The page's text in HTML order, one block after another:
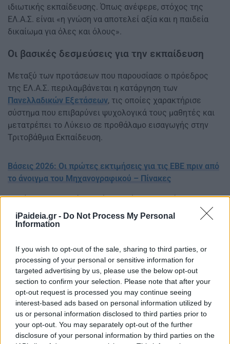
iPaideia.gr - Do Not Process My Personal
Information
If you wish to opt-out of the sale, sharing to third parties, or
processing of your personal or sensitive information for
targeted advertising by us, please use the below opt-out
section to confirm your selection. Please note that after your
opt-out request is processed you may continue seeing
interest-based ads based on personal information utilized by
us or personal information disclosed to third parties prior to
your opt-out. You may separately opt-out of the further
disclosure of your personal information by third parties on the
ιδιωτικής εκπαίδευσης. Όπως ανέφερε, στόχος της
ΕΛ.Α.Σ. είναι «η γνώση να αποτελεί αξία και η παιδεία
δικαίωμα για όλες και όλους».
Οι βασικές δεσμεύσεις για την εκπαίδευση
Μεταξύ των προτάσεων που παρουσίασε ο πρόεδρος
της ΕΛ.Α.Σ. περιλαμβάνεται η κατάργηση των
Πανελλαδικών Εξετάσεων, τις οποίες χαρακτήρισε
σύστημα που επιβαρύνει ψυχολογικά τους μαθητές και
μετατρέπει το Λύκειο σε προθάλαμο εισαγωγής στην
Τριτοβάθμια Εκπαίδευση.
Βάσεις 2026: Οι πρώτες εκτιμήσεις για τις ΕΒΕ πριν από
το άνοιγμα του Μηχανογραφικού – Πίνακες
Παράλληλα, ανακοίνωσε ότι το κόμμα προτείνει
αυξήσεις στους μισθούς των εκπαιδευτικών της
Πρωτοβάθμιας και Δευτεροβάθμιας Εκπαίδευσης,
παραμεθόριες ή περιοχές με αυξημένο στεγαστικό
κόστος, θεσμοθέτηση διετών μεταλυκειακών
προγραμμάτων τεχνικής κατάρτισης, αναβάθμιση της
τεχνικής εκπαίδευσης σε συνεργασία με τους
παραγωγικούς φορείς και δημιουργία ξεχωριστού
Υπουργείου Έρευνας, Καινοτομίας και Τριτοβάθμιας
Εκπαίδευσης.